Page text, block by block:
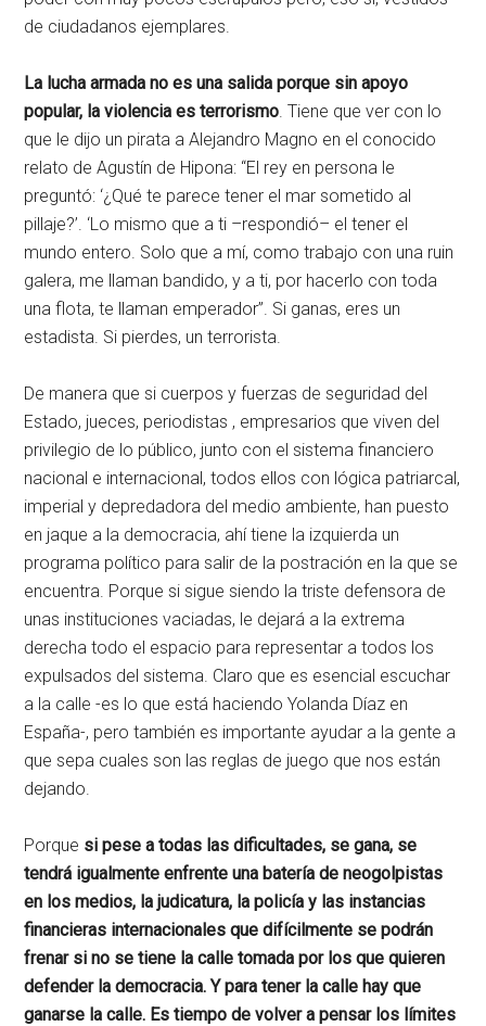
de ciudadanos ejemplares.
La lucha armada no es una salida porque sin apoyo
popular, la violencia es terrorismo . Tiene que ver con lo
que le dijo un pirata a Alejandro Magno en el conocido
relato de Agustín de Hipona: “El rey en persona le
preguntó: ‘¿Qué te parece tener el mar sometido al
pillaje?’. ‘Lo mismo que a ti –respondió– el tener el
mundo entero. Solo que a mí, como trabajo con una ruin
galera, me llaman bandido, y a ti, por hacerlo con toda
una flota, te llaman emperador”. Si ganas, eres un
estadista. Si pierdes, un terrorista.
De manera que si cuerpos y fuerzas de seguridad del
Estado, jueces, periodistas , empresarios que viven del
privilegio de lo público, junto con el sistema financiero
nacional e internacional, todos ellos con lógica patriarcal,
imperial y depredadora del medio ambiente, han puesto
en jaque a la democracia, ahí tiene la izquierda un
programa político para salir de la postración en la que se
encuentra. Porque si sigue siendo la triste defensora de
unas instituciones vaciadas, le dejará a la extrema
derecha todo el espacio para representar a todos los
expulsados del sistema. Claro que es esencial escuchar
a la calle -es lo que está haciendo Yolanda Díaz en
España-, pero también es importante ayudar a la gente a
que sepa cuales son las reglas de juego que nos están
dejando.
Porque si pese a todas las dificultades, se gana, se
tendrá igualmente enfrente una batería de neogolpistas
en los medios, la judicatura, la policía y las instancias
financieras internacionales que difícilmente se podrán
frenar si no se tiene la calle tomada por los que quieren
defender la democracia. Y para tener la calle hay que
ganarse la calle. Es tiempo de volver a pensar los límites